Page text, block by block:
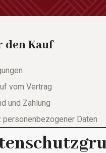
den Kauf
vom Vertrag
und Zahlung
personenbezogener Daten